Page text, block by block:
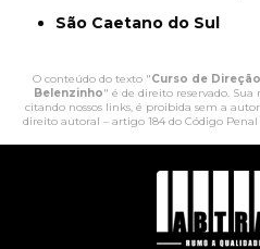
São Caetano do Sul
O conteúdo do texto "Curso de
Belenzinho" é de direito reservado.
citando nossos links, é proibida sem a
direito autoral – artigo 184 do Código Penal